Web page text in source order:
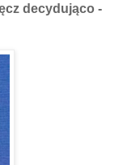
decydująco -